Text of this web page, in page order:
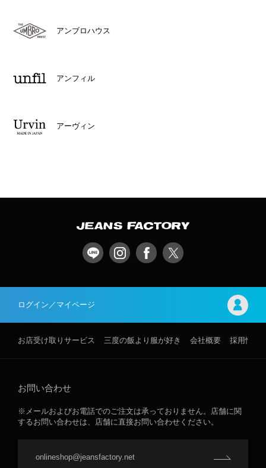
アンブロハウス
アンフィル
アーヴィン
ログイン／マイページ
お店受け取りサービス 三度の飯より服が好き 会社概要 採用情報
お問い合わせ
※メールおよびお電話でのご注文は承っておりません。店舗に関
するお問い合わせは、店舗に直接お問い合わせください。
onlineshop@jeansfactory.net